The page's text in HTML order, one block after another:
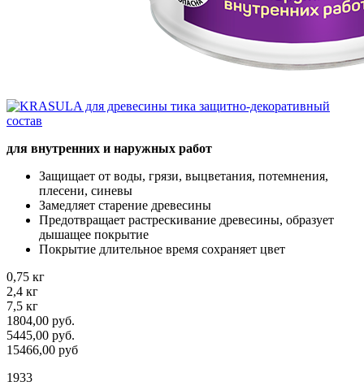
для внутренних и наружных работ
Защищает от воды, грязи, выцветания, потемнения,
плесени, синевы
Замедляет старение древесины
Предотвращает растрескивание древесины, образует
дышащее покрытие
Покрытие длительное время сохраняет цвет
0,75 кг
2,4 кг
7,5 кг
1804,00 руб.
5445,00 руб.
15466,00 руб
1933